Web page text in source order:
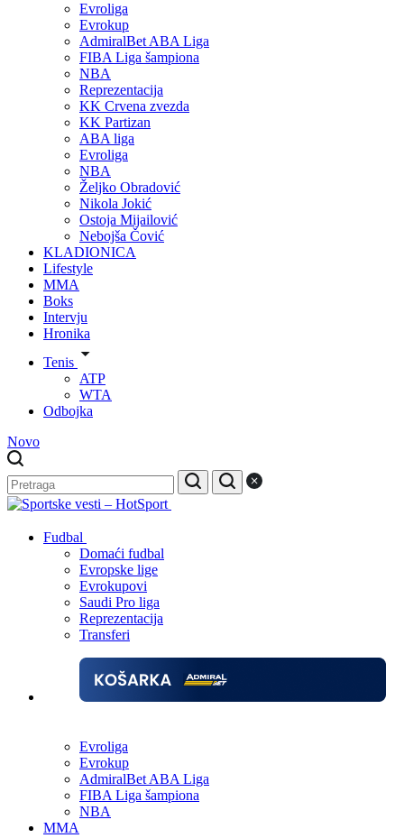
Evroliga
Evrokup
AdmiralBet ABA Liga
FIBA Liga šampiona
NBA
Reprezentacija
KK Crvena zvezda
KK Partizan
ABA liga
Evroliga
NBA
Željko Obradović
Nikola Jokić
Ostoja Mijailović
Nebojša Čović
KLADIONICA
Lifestyle
MMA
Boks
Intervju
Hronika
Tenis
ATP
WTA
Odbojka
Novo
Fudbal
Domaći fudbal
Evropske lige
Evrokupovi
Saudi Pro liga
Reprezentacija
Transferi
Evroliga
Evrokup
AdmiralBet ABA Liga
FIBA Liga šampiona
NBA
MMA